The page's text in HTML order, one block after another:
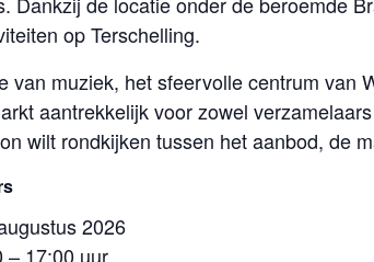
op Terschelling.
van muziek, het sfeervolle centrum van
aantrekkelijk voor zowel
wilt rondkijken tussen het aanbod, de
2026
– 17:00 uur